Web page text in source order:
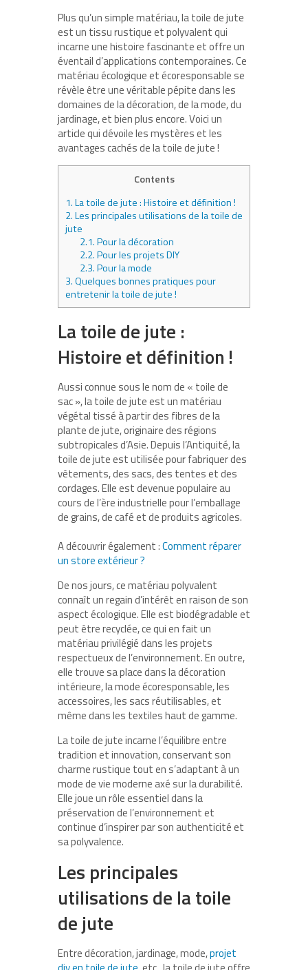
Plus qu’un simple matériau, la toile de jute
est un tissu rustique et polyvalent qui
incarne une histoire fascinante et offre un
éventail d’applications contemporaines. Ce
matériau écologique et écoresponsable se
révèle être une véritable pépite dans les
domaines de la décoration, de la mode, du
jardinage, et bien plus encore. Voici un
article qui dévoile les mystères et les
avantages cachés de la toile de jute !
Contents
1.La toile de jute : Histoire et définition !
2.Les principales utilisations de la toile de
jute
2.1.Pour la décoration
2.2.Pour les projets DIY
2.3.Pour la mode
3.Quelques bonnes pratiques pour
entretenir la toile de jute !
La toile de jute :
Histoire et définition !
Aussi connue sous le nom de « toile de
sac », la toile de jute est un matériau
végétal tissé à partir des fibres de la
plante de jute, originaire des régions
subtropicales d’Asie. Depuis l’Antiquité, la
toile de jute est utilisée pour fabriquer des
vêtements, des sacs, des tentes et des
cordages. Elle est devenue populaire au
cours de l’ère industrielle pour l’emballage
de grains, de café et de produits agricoles.
A découvrir également :Comment réparer
un store extérieur ?
De nos jours, ce matériau polyvalent
connaît un regain d’intérêt en raison de son
aspect écologique. Elle est biodégradable et
peut être recyclée, ce qui en fait un
matériau privilégié dans les projets
respectueux de l’environnement. En outre,
elle trouve sa place dans la décoration
intérieure, la mode écoresponsable, les
accessoires, les sacs réutilisables, et
même dans les textiles haut de gamme.
La toile de jute incarne l’équilibre entre
tradition et innovation, conservant son
charme rustique tout en s’adaptant à un
mode de vie moderne axé sur la durabilité.
Elle joue un rôle essentiel dans la
préservation de l’environnement et
continue d’inspirer par son authenticité et
sa polyvalence.
Les principales
utilisations de la toile
de jute
Entre décoration, jardinage, mode,projet